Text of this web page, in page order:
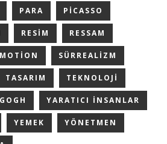
PARA PICASSO
RESIM RESSAM
SÜRREALIZM
TASARIM TEKNOLOJI
YARATICI INSANLAR
YEMEK YÖNETMEN